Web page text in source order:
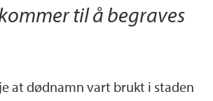
til å begraves
at dødnamn vart brukt i staden